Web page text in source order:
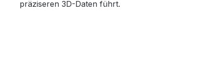
präziseren 3D-Daten führt.